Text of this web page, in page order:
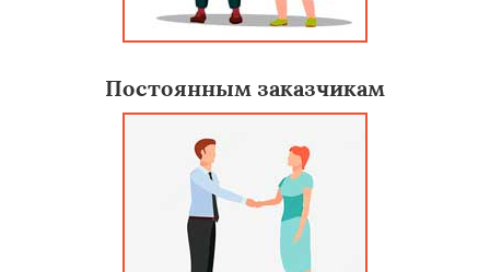
Постоянным заказчикам